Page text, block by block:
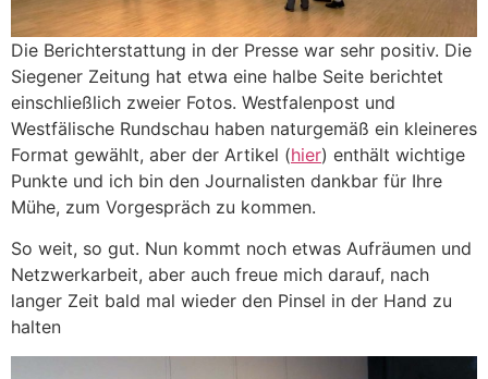
Die Berichterstattung in der Presse war sehr positiv. Die
Siegener Zeitung hat etwa eine halbe Seite berichtet
einschließlich zweier Fotos. Westfalenpost und
Westfälische Rundschau haben naturgemäß ein kleineres
Format gewählt, aber der Artikel (hier) enthält wichtige
Punkte und ich bin den Journalisten dankbar für Ihre
Mühe, zum Vorgespräch zu kommen.
So weit, so gut. Nun kommt noch etwas Aufräumen und
Netzwerkarbeit, aber auch freue mich darauf, nach
langer Zeit bald mal wieder den Pinsel in der Hand zu
halten